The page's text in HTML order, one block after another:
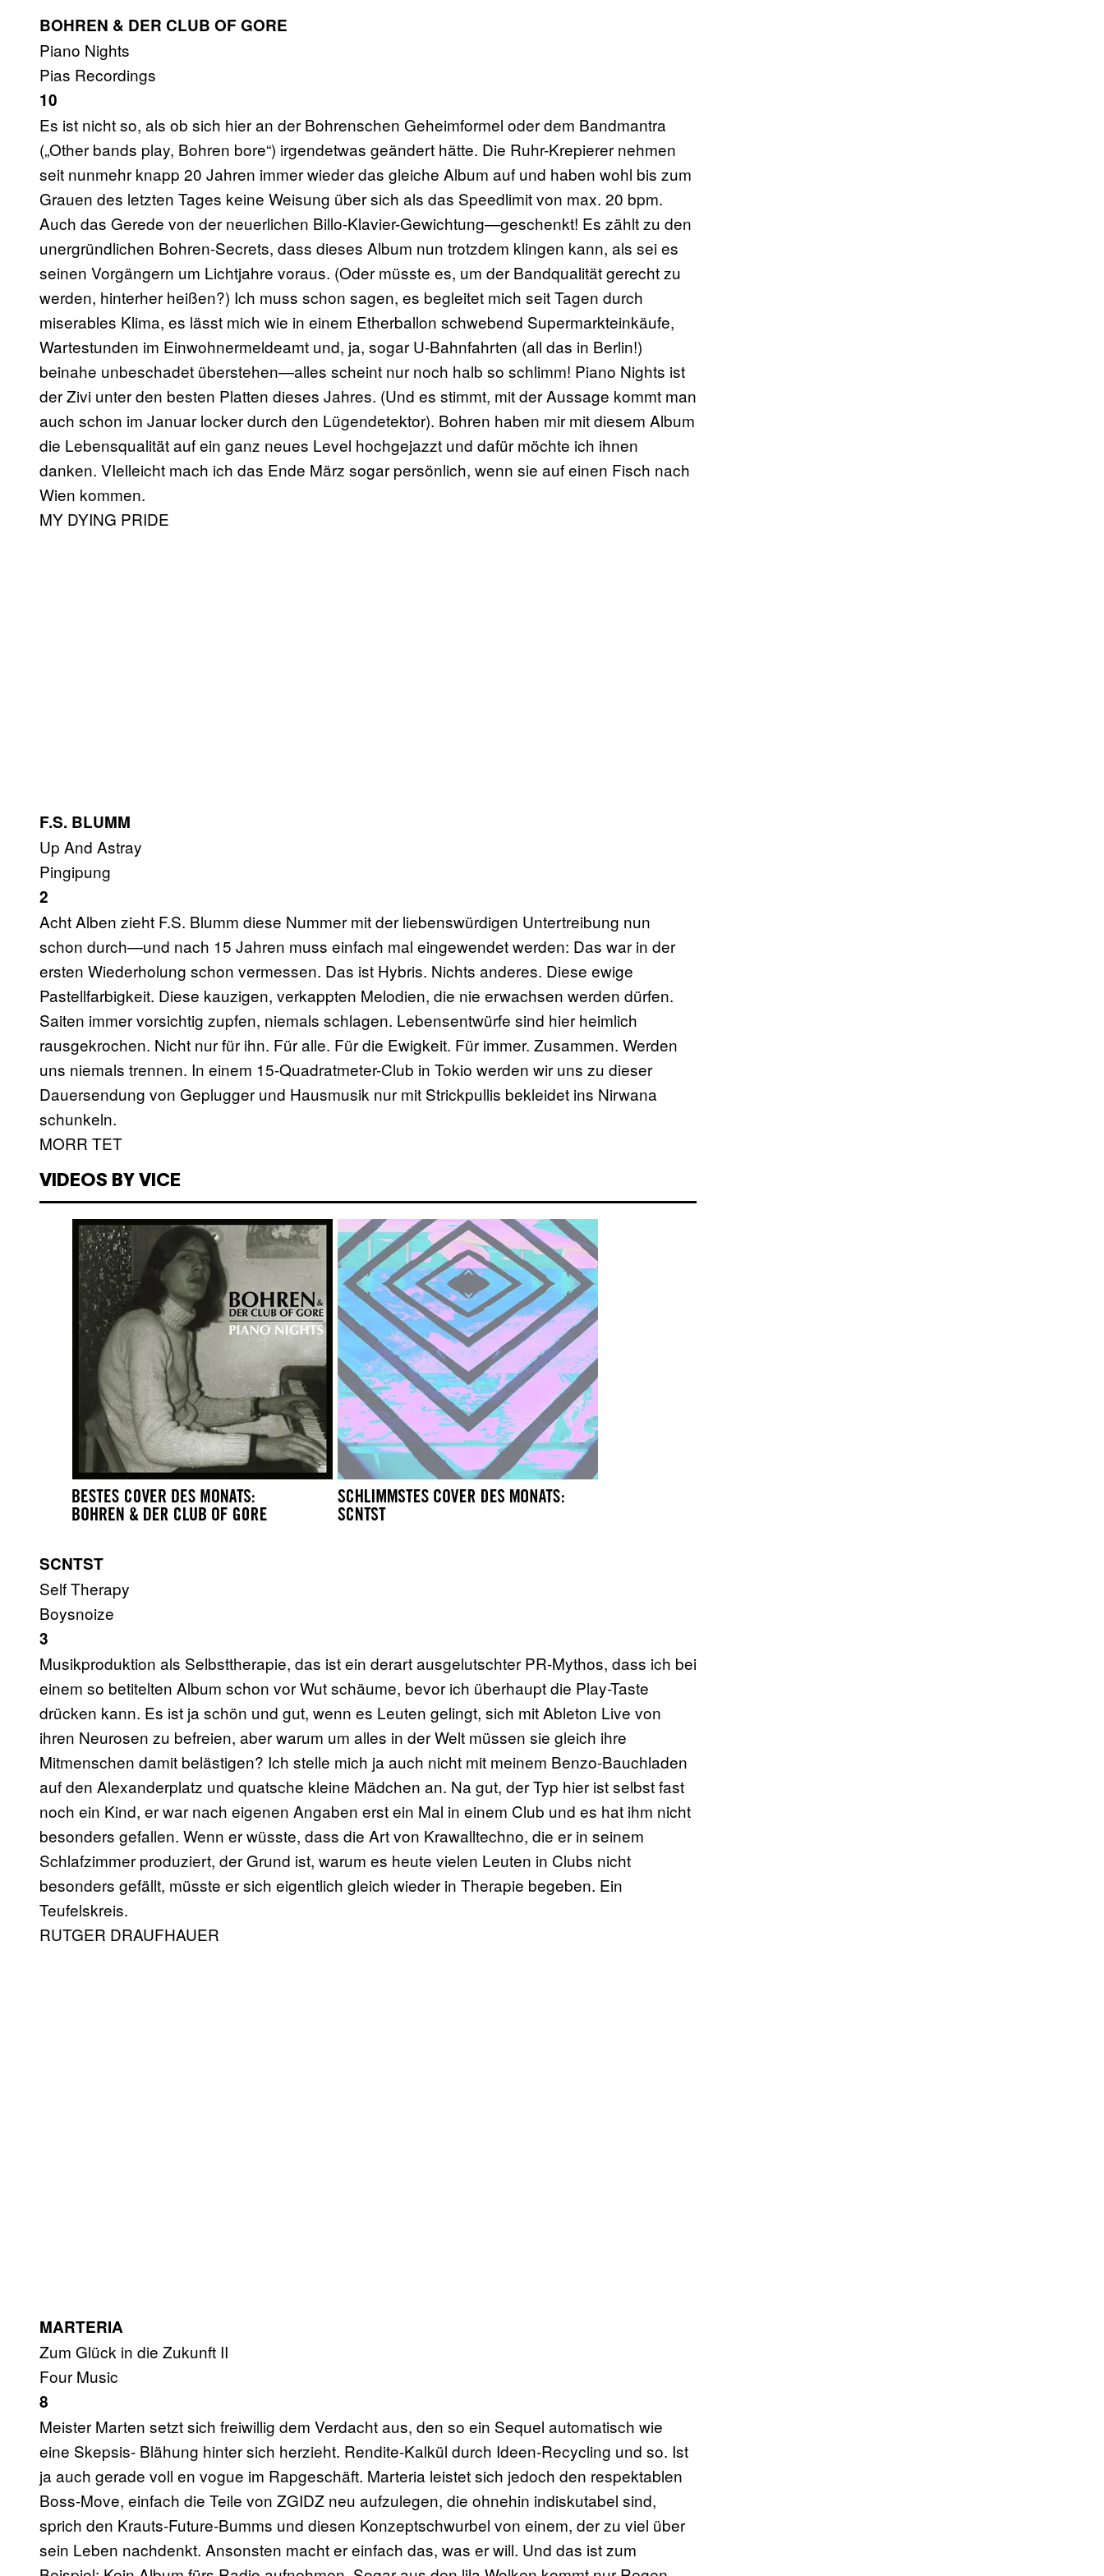
BOHREN & DER CLUB OF GORE
Piano Nights
Pias Recordings
10
Es ist nicht so, als ob sich hier an der Bohrenschen Geheimformel oder dem Bandmantra
(„Other bands play, Bohren bore“) irgendetwas geändert hätte. Die Ruhr-Krepierer nehmen
seit nunmehr knapp 20 Jahren immer wieder das gleiche Album auf und haben wohl bis zum
Grauen des letzten Tages keine Weisung über sich als das Speedlimit von max. 20 bpm.
Auch das Gerede von der neuerlichen Billo-Klavier-Gewichtung—geschenkt! Es zählt zu den
unergründlichen Bohren-Secrets, dass dieses Album nun trotzdem klingen kann, als sei es
seinen Vorgängern um Lichtjahre voraus. (Oder müsste es, um der Bandqualität gerecht zu
werden, hinterher heißen?) Ich muss schon sagen, es begleitet mich seit Tagen durch
miserables Klima, es lässt mich wie in einem Etherballon schwebend Supermarkteinkäufe,
Wartestunden im Einwohnermeldeamt und, ja, sogar U-Bahnfahrten (all das in Berlin!)
beinahe unbeschadet überstehen—alles scheint nur noch halb so schlimm! Piano Nights ist
der Zivi unter den besten Platten dieses Jahres. (Und es stimmt, mit der Aussage kommt man
auch schon im Januar locker durch den Lügendetektor). Bohren haben mir mit diesem Album
die Lebensqualität auf ein ganz neues Level hochgejazzt und dafür möchte ich ihnen
danken. VIelleicht mach ich das Ende März sogar persönlich, wenn sie auf einen Fisch nach
Wien kommen.
MY DYING PRIDE
F.S. BLUMM
Up And Astray
Pingipung
2
Acht Alben zieht F.S. Blumm diese Nummer mit der liebenswürdigen Untertreibung nun
schon durch—und nach 15 Jahren muss einfach mal eingewendet werden: Das war in der
ersten Wiederholung schon vermessen. Das ist Hybris. Nichts anderes. Diese ewige
Pastellfarbigkeit. Diese kauzigen, verkappten Melodien, die nie erwachsen werden dürfen.
Saiten immer vorsichtig zupfen, niemals schlagen. Lebensentwürfe sind hier heimlich
rausgekrochen. Nicht nur für ihn. Für alle. Für die Ewigkeit. Für immer. Zusammen. Werden
uns niemals trennen. In einem 15-Quadratmeter-Club in Tokio werden wir uns zu dieser
Dauersendung von Geplugger und Hausmusik nur mit Strickpullis bekleidet ins Nirwana
schunkeln.
MORR TET
VIDEOS BY VICE
SCNTST
Self Therapy
Boysnoize
3
Musikproduktion als Selbsttherapie, das ist ein derart ausgelutschter PR-Mythos, dass ich bei
einem so betitelten Album schon vor Wut schäume, bevor ich überhaupt die Play-Taste
drücken kann. Es ist ja schön und gut, wenn es Leuten gelingt, sich mit Ableton Live von
ihren Neurosen zu befreien, aber warum um alles in der Welt müssen sie gleich ihre
Mitmenschen damit belästigen? Ich stelle mich ja auch nicht mit meinem Benzo-Bauchladen
auf den Alexanderplatz und quatsche kleine Mädchen an. Na gut, der Typ hier ist selbst fast
noch ein Kind, er war nach eigenen Angaben erst ein Mal in einem Club und es hat ihm nicht
besonders gefallen. Wenn er wüsste, dass die Art von Krawalltechno, die er in seinem
Schlafzimmer produziert, der Grund ist, warum es heute vielen Leuten in Clubs nicht
besonders gefällt, müsste er sich eigentlich gleich wieder in Therapie begeben. Ein
Teufelskreis.
RUTGER DRAUFHAUER
MARTERIA
Zum Glück in die Zukunft II
Four Music
8
Meister Marten setzt sich freiwillig dem Verdacht aus, den so ein Sequel automatisch wie
eine Skepsis- Blähung hinter sich herzieht. Rendite-Kalkül durch Ideen-Recycling und so. Ist
ja auch gerade voll en vogue im Rapgeschäft. Marteria leistet sich jedoch den respektablen
Boss-Move, einfach die Teile von ZGIDZ neu aufzulegen, die ohnehin indiskutabel sind,
sprich den Krauts-Future-Bumms und diesen Konzeptschwurbel von einem, der zu viel über
sein Leben nachdenkt. Ansonsten macht er einfach das, was er will. Und das ist zum